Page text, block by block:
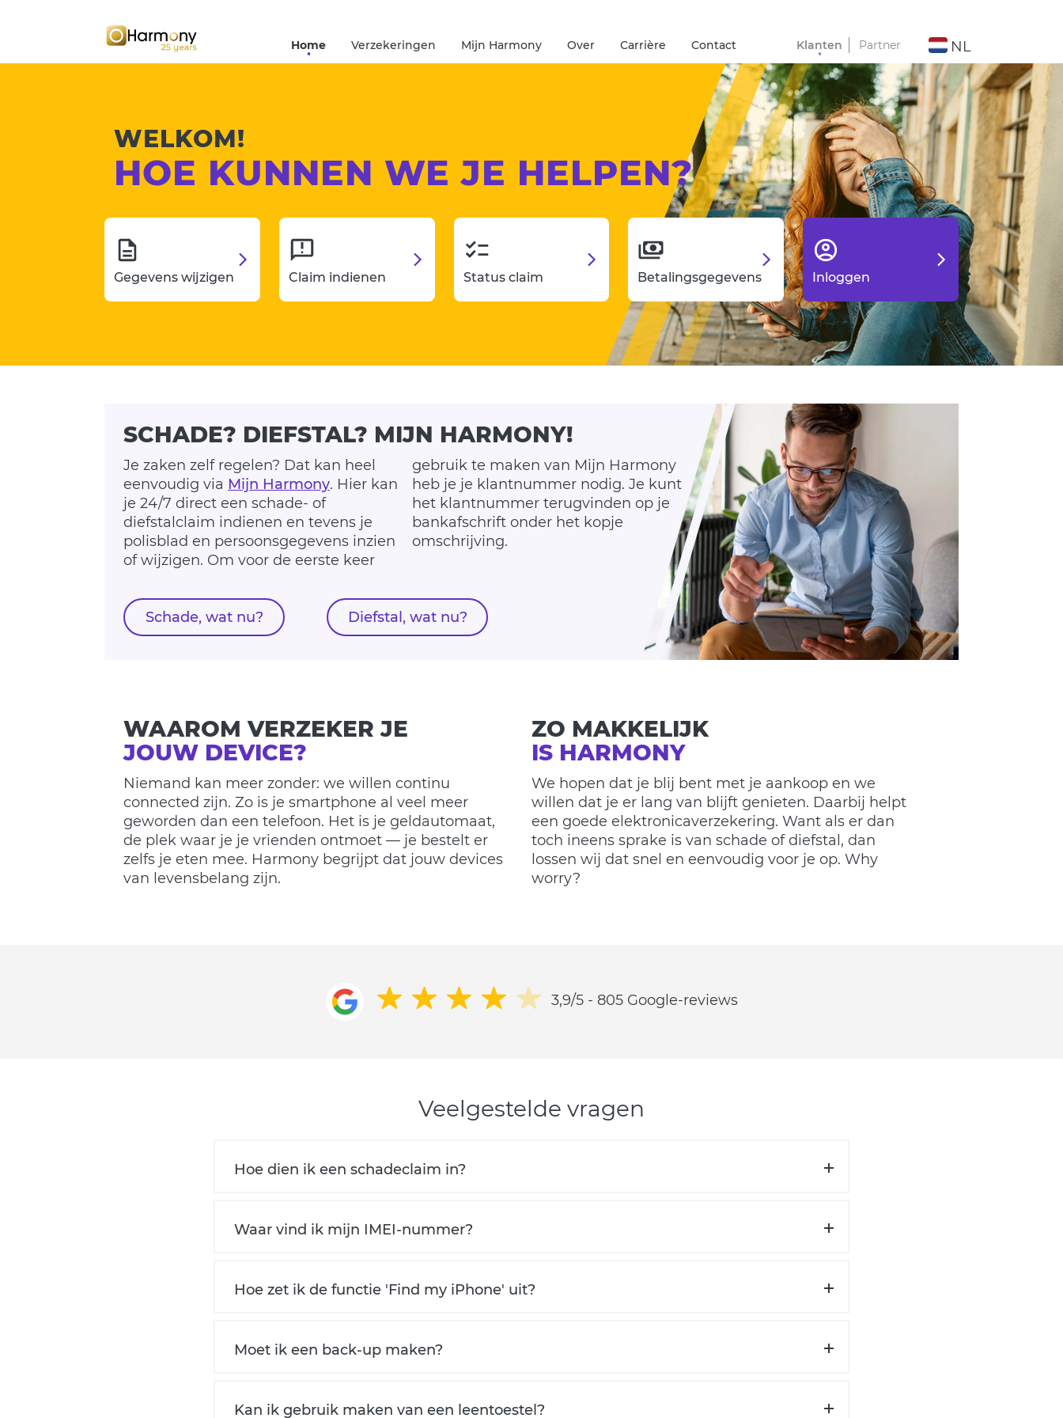
Home Verzekeringen Mijn Harmony Over Carrière Contact Klanten Partner NL
WELKOM!
HOE KUNNEN WE JE HELPEN?
Gegevens wijzigen Claim indienen Status claim Betalingsgegevens Inloggen
SCHADE? DIEFSTAL? MIJN HARMONY!
Je zaken zelf regelen? Dat kan heel
eenvoudig via Mijn Harmony. Hier kan
je 24/7 direct een schade- of
diefstalclaim indienen en tevens je
polisblad en persoonsgegevens inzien
of wijzigen. Om voor de eerste keer
gebruik te maken van Mijn Harmony
heb je je klantnummer nodig. Je kunt
het klantnummer terugvinden op je
bankafschrift onder het kopje
omschrijving.
Schade, wat nu? Diefstal, wat nu?
WAAROM VERZEKER JE
JOUW DEVICE?
Niemand kan meer zonder: we willen continu
connected zijn. Zo is je smartphone al veel meer
geworden dan een telefoon. Het is je geldautomaat,
de plek waar je je vrienden ontmoet — je bestelt er
zelfs je eten mee. Harmony begrijpt dat jouw devices
van levensbelang zijn.
ZO MAKKELIJK
IS HARMONY
We hopen dat je blij bent met je aankoop en we
willen dat je er lang van blijft genieten. Daarbij helpt
een goede elektronicaverzekering. Want als er dan
toch ineens sprake is van schade of diefstal, dan
lossen wij dat snel en eenvoudig voor je op. Why
worry?
3,9/5 - 805 Google-reviews
Veelgestelde vragen
Hoe dien ik een schadeclaim in?
Waar vind ik mijn IMEI-nummer?
Hoe zet ik de functie 'Find my iPhone' uit?
Moet ik een back-up maken?
Kan ik gebruik maken van een leentoestel?